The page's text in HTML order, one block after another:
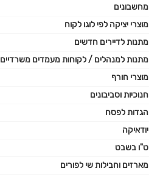
מחשבונים
מוצרי יציקה לפי לוגו לקוח
מתנות לדיירים חדשים
מתנות למנהלים / לקוחות מעמדים משרדיים
מוצרי חורף
חנוכיות וסביבונים
הגדות לפסח
יודאיקה
ט"ו בשבט
מארזים וחבילות שי לפורים